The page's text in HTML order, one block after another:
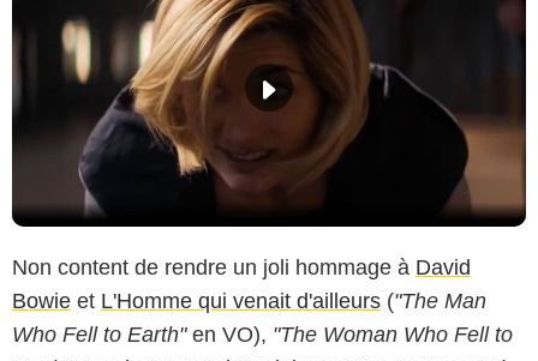
Non content de rendre un joli hommage à David
Bowie et L'Homme qui venait d'ailleurs ("The Man
Who Fell to Earth"en VO), "The Woman Who Fell to